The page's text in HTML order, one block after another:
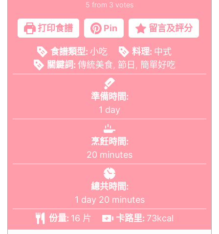
5 from 3 votes
打印食譜 Pin 留言及評分
食譜類型: 小吃 料理: 中式
關鍵詞: 傳統美食, 節日, 簡單好吃
準備時間:
1 day
烹飪時間:
20 minutes
總共時間:
1 day 20 minutes
份量: 16 片 卡路里: 73kcal